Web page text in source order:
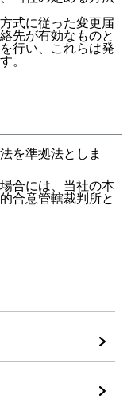
式に従った変更届
先が有効なものと
行い、これらは発
。
を準拠法としま
合には、当社の本
合意管轄裁判所と